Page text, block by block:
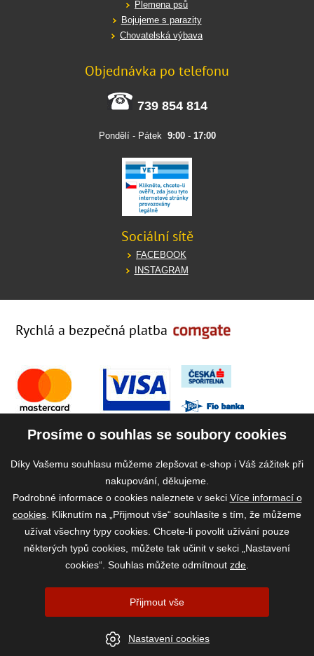
Plemena psů
Bojujeme s parazity
Chovatelská výbava
Objednávka po telefonu
739 854 814
Pondělí - Pátek 9:00- 17:00
Sociální sítě
FACEBOOK
INSTAGRAM
Rychlá a bezpečná platba
2026 ©www.vase-krmivo.cz- Tomáš Kroupa e-shop, Kanice 307, 664 01
Brno-venkov, IČ: 75785439
Prosíme o souhlas se soubory cookies
Díky Vašemu souhlasu můžeme zlepšovat e-shop i Váš zážitek při
nakupování, děkujeme.
Podrobné informace o cookies naleznete v sekci Více informací o
cookies . Kliknutím na „Přijmout vše“ souhlasíte s tím, že můžeme
užívat všechny typy cookies. Chcete-li povolit užívání pouze
některých typů cookies, můžete tak učinit v sekci „Nastavení
cookies“. Souhlas můžete odmítnout zde
Přijmout vše
Nastavení cookies